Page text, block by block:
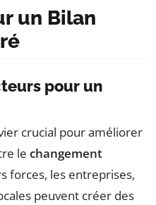
un Bilan
pour un
crucial pour améliorer
le changement
forces, les entreprises,
peuvent créer des